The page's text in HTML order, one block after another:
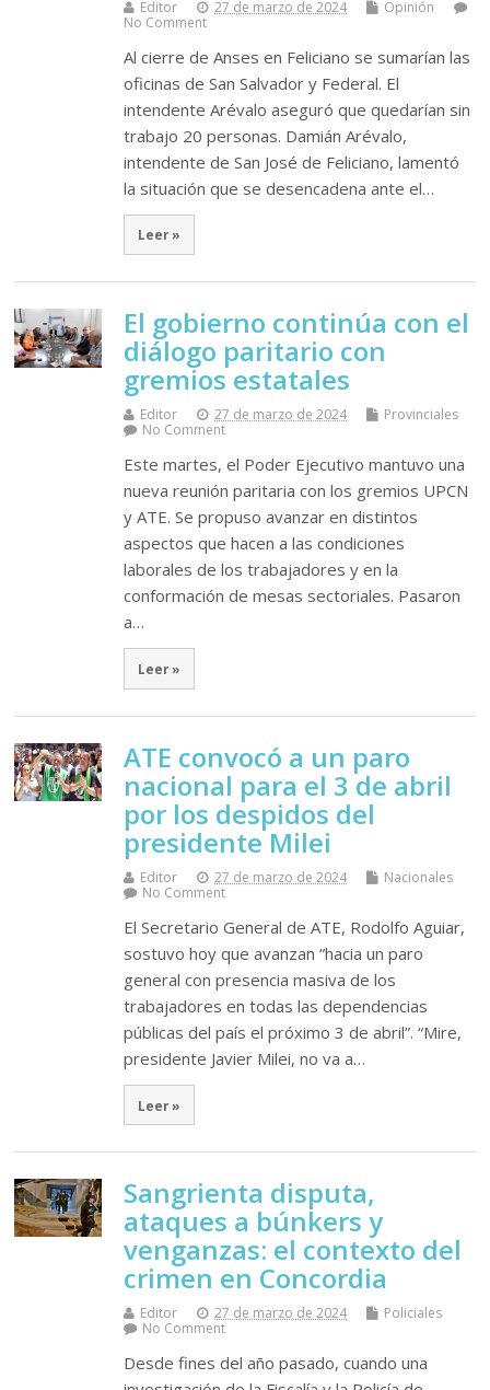
Editor 27 de marzo de 2024
Opinión
No Comment
Al cierre de Anses en Feliciano se sumarían las
oficinas de San Salvador y Federal. El
intendente Arévalo aseguró que quedarían sin
trabajo 20 personas. Damián Arévalo,
intendente de San José de Feliciano, lamentó
la situación que se desencadena ante el…
Leer »
El gobierno continúa con el
diálogo paritario con
gremios estatales
Editor 27 de marzo de 2024
Provinciales
No Comment
Este martes, el Poder Ejecutivo mantuvo una
nueva reunión paritaria con los gremios UPCN
y ATE. Se propuso avanzar en distintos
aspectos que hacen a las condiciones
laborales de los trabajadores y en la
conformación de mesas sectoriales. Pasaron
a…
Leer »
ATE convocó a un paro
nacional para el 3 de abril
por los despidos del
presidente Milei
Editor 27 de marzo de 2024
Nacionales
No Comment
El Secretario General de ATE, Rodolfo Aguiar,
sostuvo hoy que avanzan “hacia un paro
general con presencia masiva de los
trabajadores en todas las dependencias
públicas del país el próximo 3 de abril”. “Mire,
presidente Javier Milei, no va a…
Leer »
Sangrienta disputa,
ataques a búnkers y
venganzas: el contexto del
crimen en Concordia
Editor 27 de marzo de 2024
Policiales
No Comment
Desde fines del año pasado, cuando una